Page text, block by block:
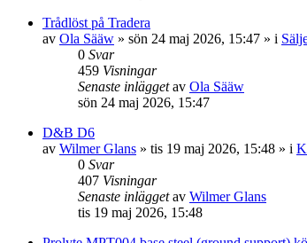
Trådlöst på Tradera
av Ola Sääw » sön 24 maj 2026, 15:47 » i
0 Svar
459 Visningar
Senaste inläggetav Ola Sääw
sön 24 maj 2026, 15:47
D&B D6
av Wilmer Glans » tis 19 maj 2026, 15:48 » i
0 Svar
407 Visningar
Senaste inläggetav Wilmer Glans
tis 19 maj 2026, 15:48